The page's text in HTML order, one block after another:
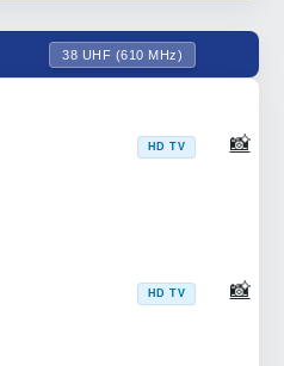
38 UHF (610 MHz)
HD TV 📸
HD TV 📸